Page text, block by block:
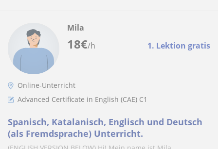
18€/h 1. Lektion gratis
Mila
Online-Unterricht
Advanced Certificate in English (CAE) C1
Spanisch, Katalanisch, Englisch und Deutsch
(als Fremdsprache) Unterricht.